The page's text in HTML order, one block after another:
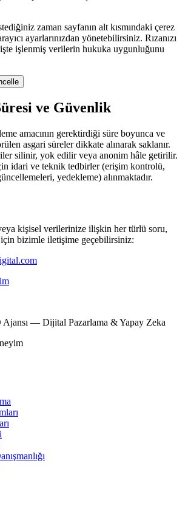
zaman sayfanın alt kısmındaki çerez
ayarlarınızdan yönetebilirsiniz. Rızanızı
işlenmiş verilerin hukuka uygunluğunu
ve Güvenlik
amacının gerektirdiği süre boyunca ve
asgari süreler dikkate alınarak saklanır.
silinir, yok edilir veya anonim hâle getirilir.
idari ve teknik tedbirler (erişim kontrolü,
yedekleme) alınmaktadır.
kişisel verilerinize ilişkin her türlü soru,
bizimle iletişime geçebilirsiniz:
— Dijital Pazarlama & Yapay Zeka